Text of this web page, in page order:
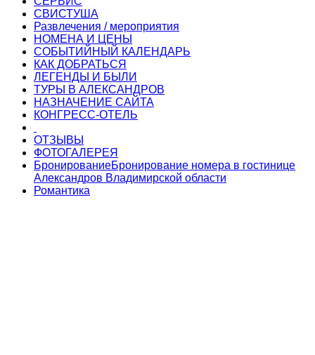
СВИСТУША
Развлечения / мероприятия
НОМЕНА И ЦЕНЫ
СОБЫТИЙНЫЙ КАЛЕНДАРЬ
КАК ДОБРАТЬСЯ
ЛЕГЕНДЫ И БЫЛИ
ТУРЫ В АЛЕКСАНДРОВ
НАЗНАЧЕНИЕ САЙТА
КОНГРЕСС-ОТЕЛЬ
ОТЗЫВЫ
ФОТОГАЛЕРЕЯ
БронированиеБронирование номера в гостинице
Александров Владимирской области
Романтика